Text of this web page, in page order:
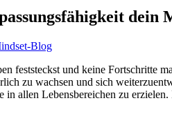
dein
Blog
feststeckst und keine Fortschritte
zu wachsen und sich
allen Lebensbereichen zu